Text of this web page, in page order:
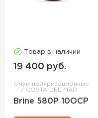
Товар в наличии
19 400 руб.
Очки поляризационные
COSTA DEL MAR
Brine 580P 10OCP